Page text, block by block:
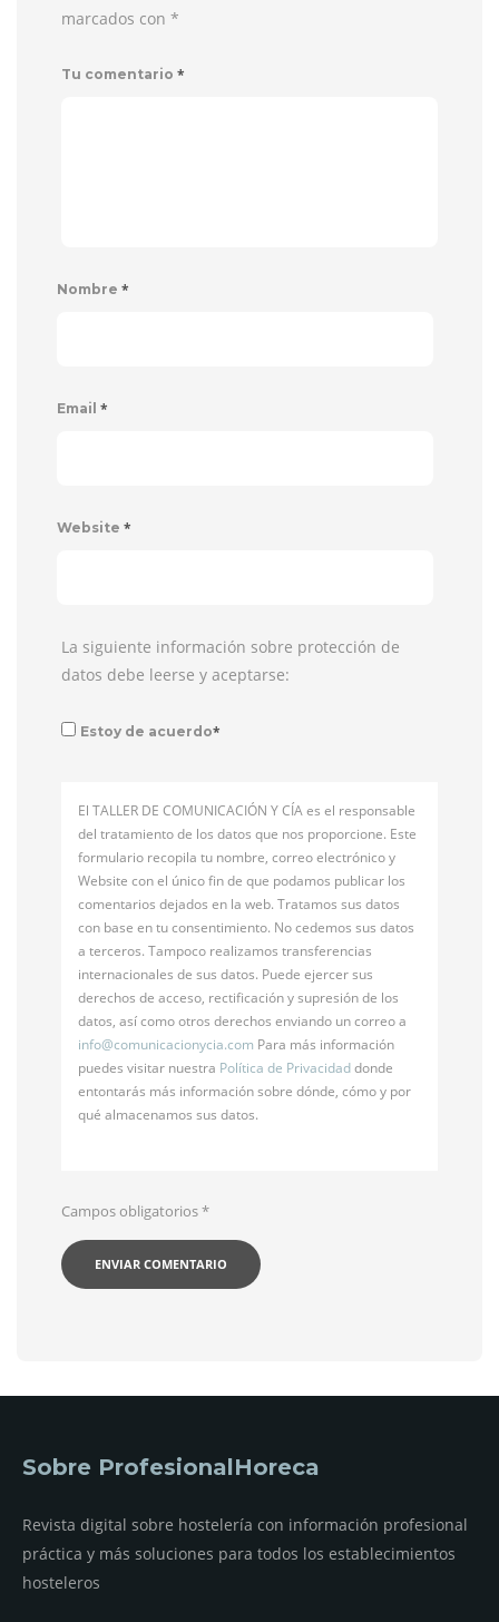
marcados con *
Tu comentario *
Nombre *
Email *
Website *
La siguiente información sobre protección de
datos debe leerse y aceptarse:
Estoy de acuerdo*
El TALLER DE COMUNICACIÓN Y CÍA es el responsable
del tratamiento de los datos que nos proporcione. Este
formulario recopila tu nombre, correo electrónico y
Website con el único fin de que podamos publicar los
comentarios dejados en la web. Tratamos sus datos
con base en tu consentimiento. No cedemos sus datos
a terceros. Tampoco realizamos transferencias
internacionales de sus datos. Puede ejercer sus
derechos de acceso, rectificación y supresión de los
datos, así como otros derechos enviando un correo a
info@comunicacionycia.com Para más información
puedes visitar nuestra Política de Privacidaddonde
entontarás más información sobre dónde, cómo y por
qué almacenamos sus datos.
Campos obligatorios*
Sobre ProfesionalHoreca
Revista digital sobre hostelería con información profesional
práctica y más soluciones para todos los establecimientos
hosteleros